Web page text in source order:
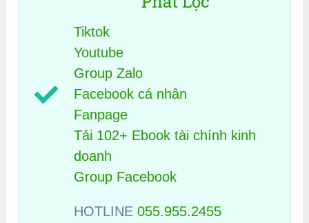
Tiktok
Youtube
Group Zalo
Facebook cá nhân
Fanpage
Tải 102+ Ebook tài chính kinh
doanh
Group Facebook
HOTLINE055.955.2455